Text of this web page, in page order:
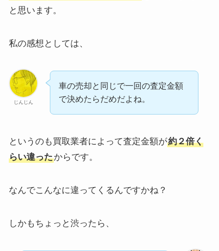
と思います。
私の感想としては、
じんじん
車の売却と同じで一回の査定金額
で決めたらだめだよね。
というのも買取業者によって査定金額が約２倍く
らい違ったからです。
なんでこんなに違ってくるんですかね？
しかもちょっと渋ったら、